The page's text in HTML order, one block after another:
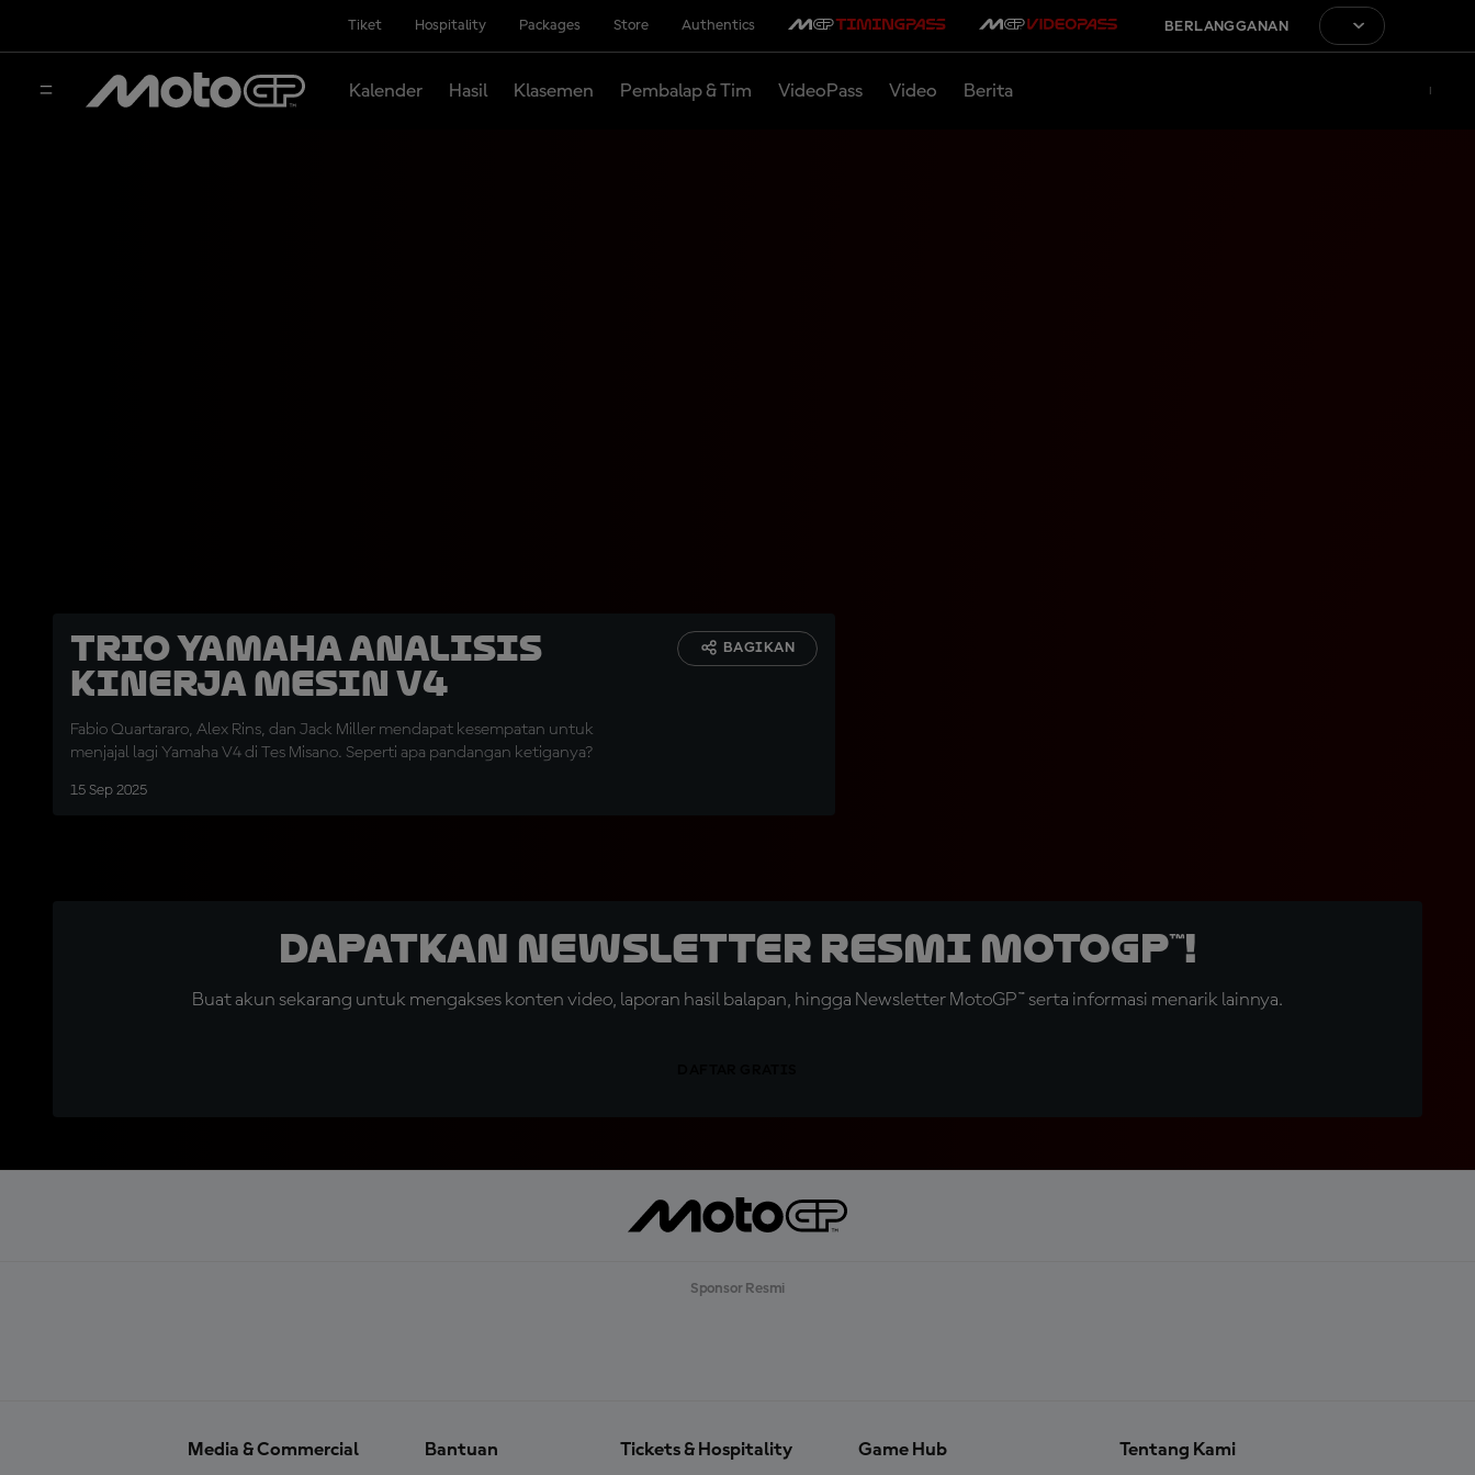
Tiket Hospitality Packages Store Authentics BERLANGGANAN
Kalender Hasil Klasemen Pembalap & Tim VideoPass Video Berita
Trio Yamaha Analisis
Kinerja Mesin V4
Fabio Quartararo, Alex Rins, dan Jack Miller mendapat kesempatan untuk
menjajal lagi Yamaha V4 di Tes Misano. Seperti apa pandangan ketiganya?
15 Sep 2025
BAGIKAN
Dapatkan Newsletter Resmi MotoGP™!
Buat akun sekarang untuk mengakses konten video, laporan hasil balapan, hingga Newsletter MotoGP™ serta informasi menarik lainnya.
Sponsor Resmi
Media & Commercial Bantuan Tickets & Hospitality Game Hub Tentang Kami